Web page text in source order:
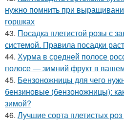
нужно помнить при
горшках
43. Посадка плетистой розы с
системой. Правила посадки
44. Хурма в средней полосе
полосе — зимний фрукт в
45. Бензоножницы для чего
бензиновые (бензоножницы):
зимой?
46. Лучшие сорта плетистых